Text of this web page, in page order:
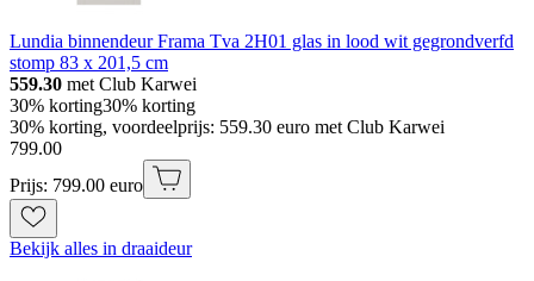
Lundia binnendeur Frama Tva 2H01 glas in lood wit gegrondverfd
stomp 83 x 201,5 cm
559.30 met Club Karwei
30% korting30% korting
30% korting, voordeelprijs: 559.30 euro met Club Karwei
799.00
Prijs: 799.00 euro
Bekijk alles in draaideur